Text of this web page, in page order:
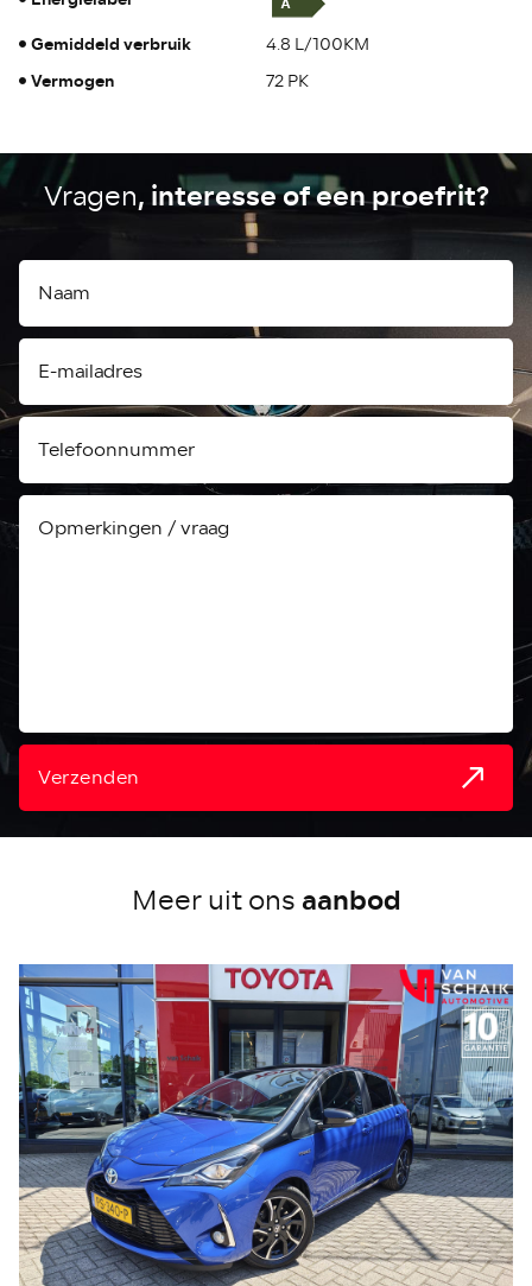
Gemiddeld verbruik
4.8 L/100KM
Vermogen 72 PK
Vragen, interesse of een proefrit?
Verzenden
Meer uit ons aanbod